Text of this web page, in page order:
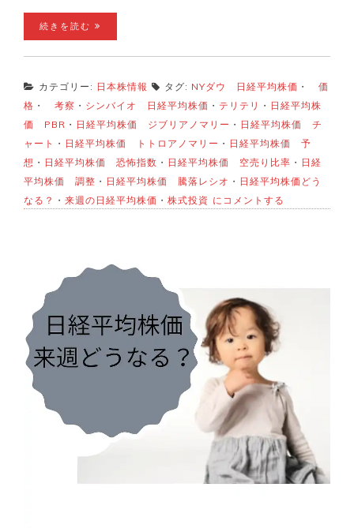
続きを読む
カテゴリー: 日本株情報 タグ: NYダウ 日経平均株価 ・
価
格 ・ 考察 ・ シンバイオ 日経平均株価 ・ テリテリ ・ 日経平均株
価 PBR ・ 日経平均株価 ジブリアノマリー ・ 日経平均株価 チ
ャート ・ 日経平均株価 トトロアノマリー ・ 日経平均株価 予
想 ・ 日経平均株価 恐怖指数 ・ 日経平均株価 空売り比率 ・ 日経
平均株価 調整 ・ 日経平均株価 騰落レシオ ・ 日経平均株価どう
なる？ ・ 来週の日経平均株価 ・ 株式投資 来
週
価
ど
う
な
る？
にコメントする